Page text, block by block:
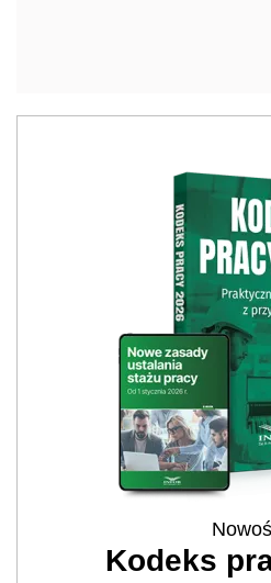
Kodeks